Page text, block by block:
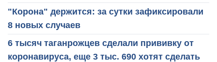
"Корона" держится: за сутки зафиксировали
8 новых случаев
6 тысяч таганрожцев сделали прививку от
коронавируса, еще 3 тыс. 690 хотят сделать